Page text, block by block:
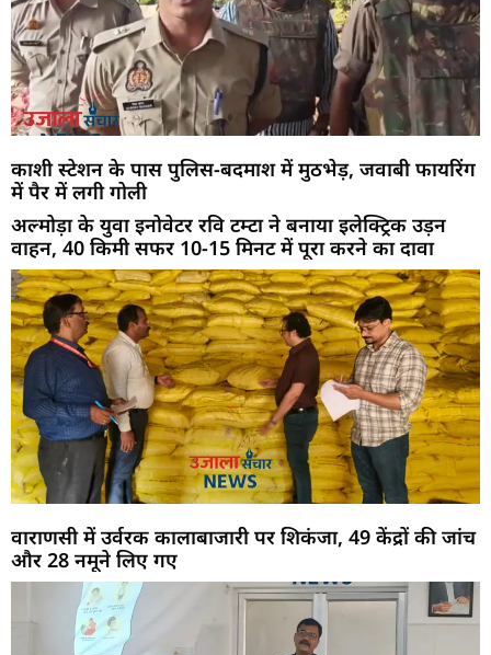
काशी स्टेशन के पास पुलिस-बदमाश में मुठभेड़, जवाबी फायरिंग
में पैर में लगी गोली
अल्मोड़ा के युवा इनोवेटर रवि टम्टा ने बनाया इलेक्ट्रिक उड़न
वाहन, 40 किमी सफर 10-15 मिनट में पूरा करने का दावा
वाराणसी में उर्वरक कालाबाजारी पर शिकंजा, 49 केंद्रों की जांच
और 28 नमूने लिए गए